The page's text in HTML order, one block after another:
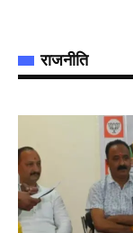
राजनीति